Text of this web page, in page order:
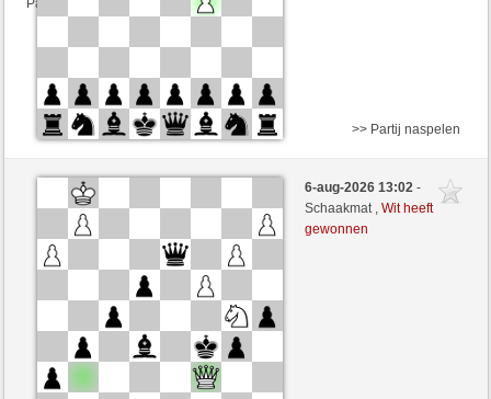
Partij telt mee voor de ranglijst
Wit
Fanoker (1705)
Zwart
Speelduur: 3 minutes/side + 0 seconds/move
Partij telt mee voor de ranglijst
>> Partij naspelen
6-aug-2026 13:02-
Schaakmat ,Wit heeft
gewonnen